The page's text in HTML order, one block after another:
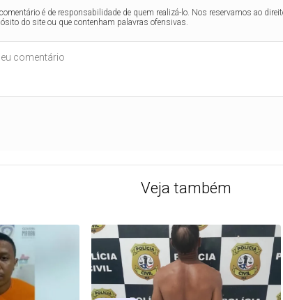
é de responsabilidade de quem realizá-lo. Nos reservamos ao
do site ou que contenham palavras ofensivas.
Veja também